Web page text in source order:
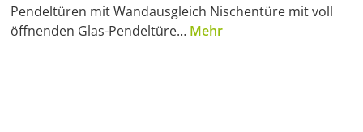
Pendeltüren mit Wandausgleich Nischentüre mit voll
öffnenden Glas-Pendeltüre… Mehr